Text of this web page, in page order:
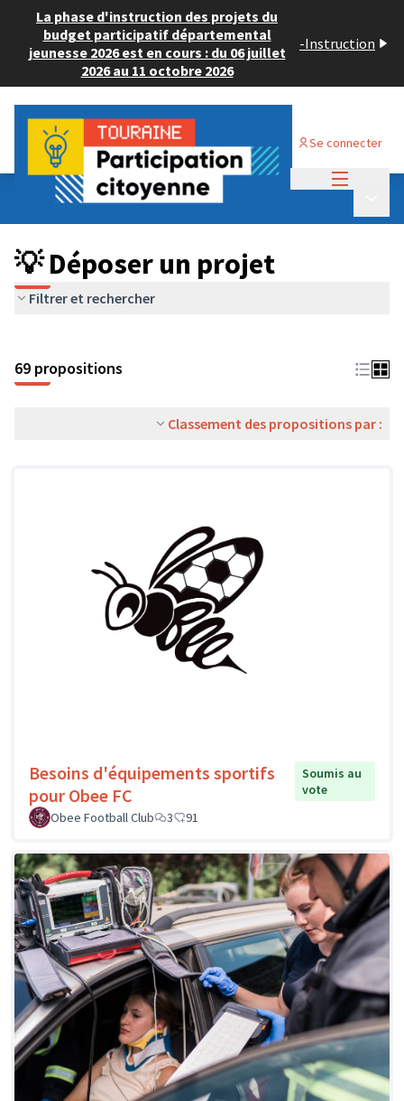
La phase d'instruction des projets du
budget participatif départemental
jeunesse 2026 est en cours : du 06 juillet
2026 au 11 octobre 2026
-Instruction
Se connecter
Budget Participatif ADULTE 2024
💡 Déposer un projet
💡 Déposer un projet
Filtrer et rechercher
69 propositions
Classement des propositions par :
Besoins d'équipements sportifs
pour Obee FC
Soumis au
vote
Obee Football Club
3 91